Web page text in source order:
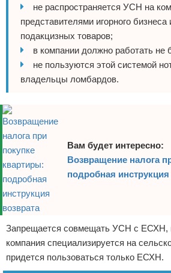
не распространяется УСН на
представителями игорного бизнеса
подакцизных товаров;
в компании должно работать не
не пользуются этой системой
владельцы ломбардов.
Вам будет интересно:
Возвращение налога
подробная инструкция
Запрещается совмещать УСН с ЕСХН,
компания специализируется на
придется пользоваться только ЕСХН.